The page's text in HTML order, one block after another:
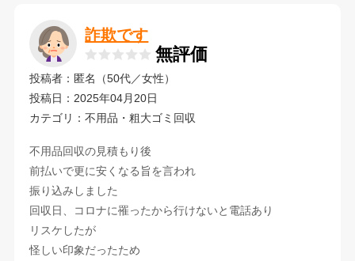
詐欺です
無評価
投稿者：匿名（50代／女性）
投稿日：2025年04月20日
カテゴリ：不用品・粗大ゴミ回収
不用品回収の見積もり後
前払いで更に安くなる旨を言われ
振り込みしました
回収日、コロナに罹ったから行けないと電話あり
リスケしたが
怪しい印象だったため